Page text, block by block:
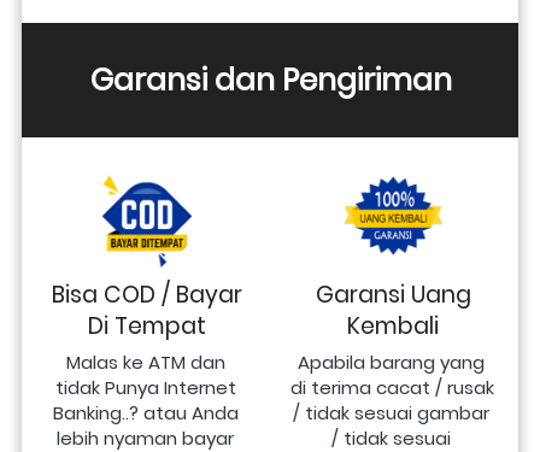
Garansi dan Pengiriman
Bisa COD / Bayar
Di Tempat
Malas ke ATM dan
tidak Punya Internet
Banking..? atau Anda
lebih nyaman bayar
Garansi Uang
Kembali
Apabila barang yang
di terima cacat / rusak
/ tidak sesuai gambar
/ tidak sesuai